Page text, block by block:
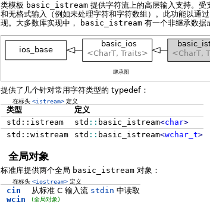
类模板 basic_istream 提供字符流上的高层输入支持。受
和无格式输入（例如未处理字符和字符数组）。此功能以通过
现。大多数库实现中，
basic_istream 有一个非继承数据
继承图
提供了几个针对常用字符类型的 typedef：
在标头<istream> 定义
类型
定义
std::istream
std :: basic_istream<char>
std::wistream
std :: basic_istream<wchar_t>
全局对象
标准库提供两个全局 basic_istream 对象：
在标头<iostream> 定义
cin
wcin
从标准 C 输入流 stdin 中读取
(全局对象)